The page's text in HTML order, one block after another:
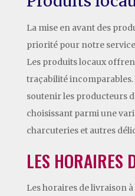
La mise en avant des
priorité pour notre
Les produits locaux
traçabilité
soutenir les producteurs
choisissant parmi une
charcuteries et autres
LES HORAIRES
Les horaires de livraison